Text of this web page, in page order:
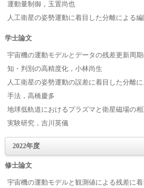
運動量制御，玉置尚也
人工衛星の姿勢運動に着目した分離による
学士論文
宇宙機の運動モデルとデータの残差更新周
知・判別の高精度化，小林尚生
人工衛星の姿勢運動の誤差に着目した分離
手法，高橋慶多
地球低軌道におけるプラズマと衛星磁場の
実験研究，吉川英儀
2022年度
修士論文
宇宙機の運動モデルと観測値による残差に